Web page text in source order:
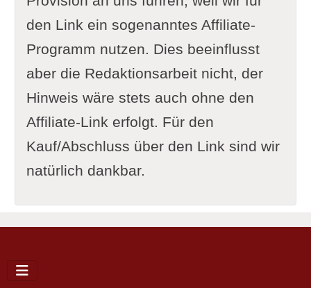
den Link ein sogenanntes Affiliate-
Programm nutzen. Dies beeinflusst
aber die Redaktionsarbeit nicht, der
Hinweis wäre stets auch ohne den
Affiliate-Link erfolgt. Für den
Kauf/Abschluss über den Link sind wir
natürlich dankbar.